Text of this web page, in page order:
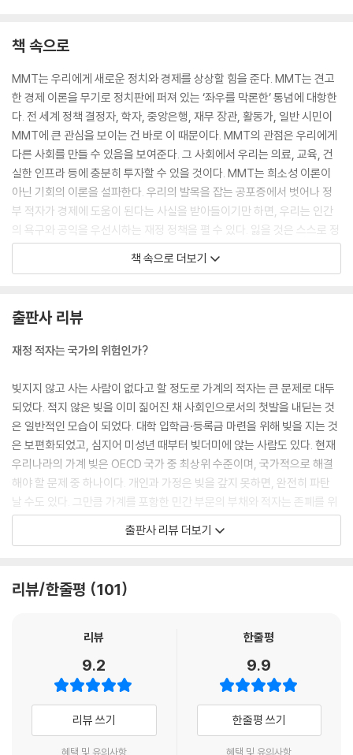
책 속으로
MMT는 우리에게 새로운 정치와 경제를 상상할 힘을 준다. MMT는 견고
한 경제 이론을 무기로 정치판에 퍼져 있는 ‘좌우를 막론한’ 통념에 대항한
다. 전 세계 정책 결정자, 학자, 중앙은행, 재무 장관, 활동가, 일반 시민이
MMT에 큰 관심을 보이는 건 바로 이 때문이다. MMT의 관점은 우리에게
다른 사회를 만들 수 있음을 보여준다. 그 사회에서 우리는 의료, 교육, 건
실한 인프라 등에 충분히 투자할 수 있을 것이다. MMT는 희소성 이론이
아닌 기회의 이론을 설파한다. 우리의 발목을 잡는 공포증에서 벗어나 정
부 적자가 경제에 도움이 된다는 사실을 받아들이기만 하면, 우리는 인간
의 욕구와 공익을 우선시하는 재정 정책을 펼 수 있다. 잃을 것은 스스로 정
한 제약뿐이다.
었다. 그러나 현실에서 국회는 재정 적자 공포증에 사로잡혀, 우리의 발목
을 잡는 진짜 적자를 해결하는 데 그 권리를 행사하지 못하고 있다. 현재 부
로써, MMT는 결핍의 서사를 기회의 서사로 바꾸고 우리에게 새로운 정치
와 새로운 경제를 상상할 힘을 준다.
--- 제7장 ‘중요한 적자들’ 중에서
미국에는 풍부한 자원과 노동력이 있다. 모든 국민이 좋은 의료 서비스를
누리게 하고, 모든 근로자가 적절하고 충분한 고등 교육과 직업 교육을 받
게 하고, 저탄소 사회를 준비하기 위해 인프라를 개선하고, 모든 이에게 적
당한 주거 공간을 보장하고, 도시를 더 깨끗하고 아름답고 공동체 의식을
기를 수 있는 공간으로 다시 설계하지 않을 이유가 없다. 미국은 선을 추구
하는 국제 권력이 되어 세계의 저탄소화를 이끌고 가난한 나라에 진정한
시까지 어떤 지역도 소외되지 않게 할 수 있다.
책 속으로 더보기
출판사 리뷰
재정 적자는 국가의 위험인가?
빚지지 않고 사는 사람이 없다고 할 정도로 가계의 적자는 큰 문제로 대두
되었다. 적지 않은 빚을 이미 짊어진 채 사회인으로서의 첫발을 내딛는 것
은 일반적인 모습이 되었다. 대학 입학금·등록금 마련을 위해 빚을 지는 것
은 보편화되었고, 심지어 미성년 때부터 빚더미에 앉는 사람도 있다. 현재
우리나라의 가계 빚은 OECD 국가 중 최상위 수준이며, 국가적으로 해결
해야 할 문제 중 하나이다. 개인과 가정은 빚을 갚지 못하면, 완전히 파탄
날 수도 있다. 그만큼 가계를 포함한 민간 부문의 부채와 적자는 존폐를 위
협할 만큼의 위험이다.
민간 부문이 아닌 국가는 어떨까? 국가의 빚, 즉 재정 적자도 과연 국가의
상으로 생각한다. 심지어 부채와 적자가 가정을 무너뜨리듯이 국가를 무너
나 있다. 바로, 국가는 민간 부문과 다르게 돈을 만드는 주체라는 사실이다.
할까? 언제든 돈을 발행할 수 있는 국가가 돈이 다 떨어져 빈털터리가 될지
도 모른다는 두려움에 빠져 있을 필요가 있을까?
적자 공포증은 본질을 가린다
출판사 리뷰 더보기
리뷰/한줄평 101
리뷰
9.2
리뷰 쓰기
혜택 및 유의사항
한줄평
9.9
한줄평 쓰기
혜택 및 유의사항